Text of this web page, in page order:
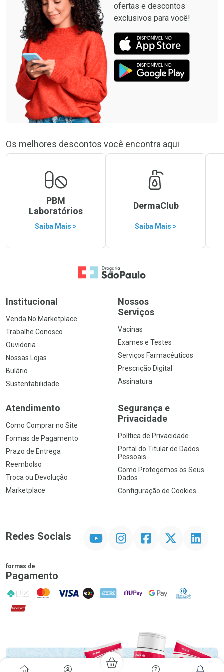
ofertas e descontos
exclusivos para você!
Os melhores descontos você encontra aqui
PBM
Laboratórios
Saiba Mais >
DermaClub
Saiba Mais >
Ir para a Home
Institucional
Venda No Marketplace
Trabalhe Conosco
Ouvidoria
Nossas Lojas
Bulário
Sustentabilidade
Nossos
Serviços
Vacinas
Exames e Testes
Serviços Farmacêuticos
Prescrição Digital
Assinatura
Atendimento
Como Comprar no Site
Formas de Pagamento
Prazo de Entrega
Reembolso
Troca ou Devolução
Marketplace
Segurança e
Privacidade
Política de Privacidade
Portal do Titular de Dados
Pessoais
Como Protegemos os Seus
Dados
Configuração de Cookies
Redes Sociais InstagramFacebookTwitter Linkedin
formas de
Pagamento
PIX MasterCard
VISA ELO AMEX NuPay Google PayDiners Club
Hipercard